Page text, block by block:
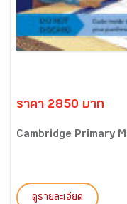
ราคา 2850 บาท
Cambridge Primary
ดูรายละเอียด